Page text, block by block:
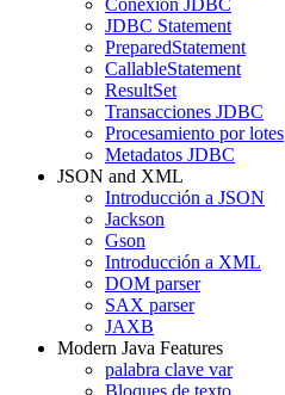
Conexión JDBC
JDBC Statement
PreparedStatement
CallableStatement
ResultSet
Transacciones JDBC
Procesamiento por lotes
Metadatos JDBC
JSON and XML
Introducción a JSON
Jackson
Gson
Introducción a XML
DOM parser
SAX parser
JAXB
Modern Java Features
palabra clave var
Bloques de texto